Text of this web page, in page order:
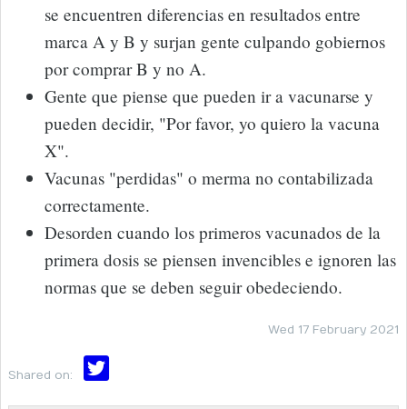
se encuentren diferencias en resultados entre
marca A y B y surjan gente culpando gobiernos
por comprar B y no A.
Gente que piense que pueden ir a vacunarse y
pueden decidir, "Por favor, yo quiero la vacuna
X".
Vacunas "perdidas" o merma no contabilizada
correctamente.
Desorden cuando los primeros vacunados de la
primera dosis se piensen invencibles e ignoren las
normas que se deben seguir obedeciendo.
Wed 17 February 2021
Shared on: